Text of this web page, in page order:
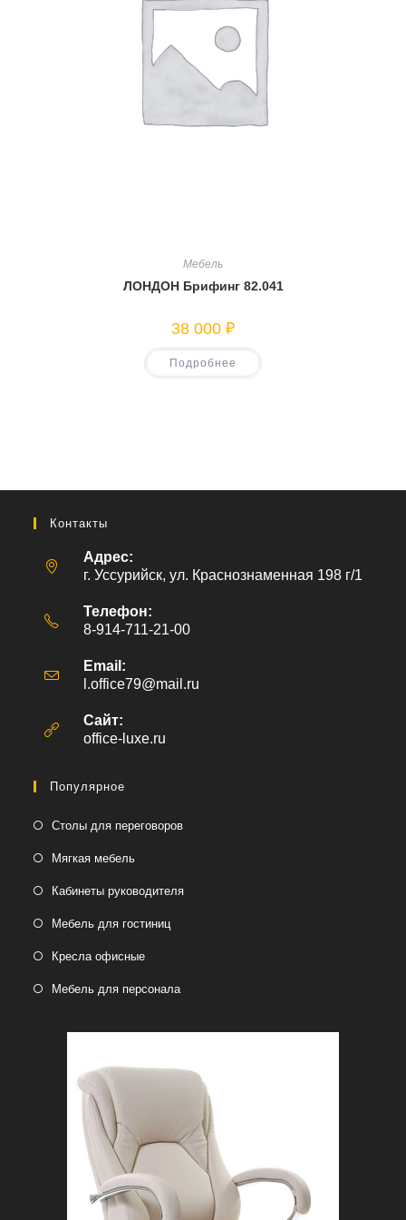
Мебель
ЛОНДОН Брифинг 82.041
38 000 ₽
Подробнее
Контакты
Адрес:
г. Уссурийск, ул. Краснознаменная 198 г/1
Телефон:
8-914-711-21-00
Email:
l.office79@mail.ru
Сайт:
office-luxe.ru
Популярное
Столы для переговоров
Мягкая мебель
Кабинеты руководителя
Мебель для гостиниц
Кресла офисные
Мебель для персонала